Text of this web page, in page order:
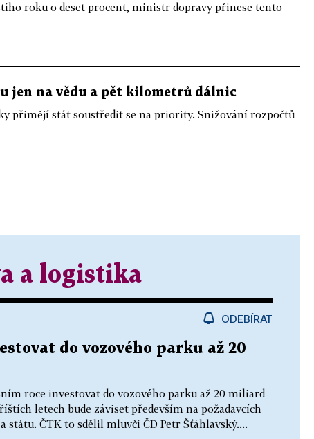
roku o deset procent, ministr dopravy přinese tento
jen na vědu a pět kilometrů dálnic
přimějí stát soustředit se na priority. Snižování rozpočtů
a logistika
ODEBÍRAT
do vozového parku až 20
roce investovat do vozového parku až 20 miliard
letech bude záviset především na požadavcích
státu. ČTK to sdělil mluvčí ČD Petr Šťáhlavský....